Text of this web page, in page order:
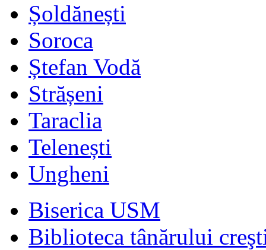
Șoldănești
Soroca
Ștefan Vodă
Strășeni
Taraclia
Telenești
Ungheni
Biserica USM
Biblioteca tânărului